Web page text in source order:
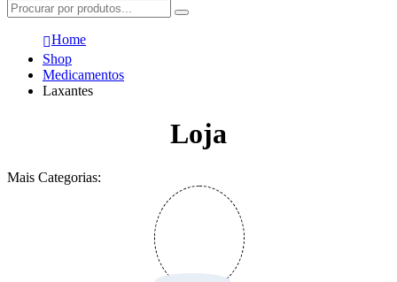
Home
Shop
Medicamentos
Laxantes
Loja
Mais Categorias: